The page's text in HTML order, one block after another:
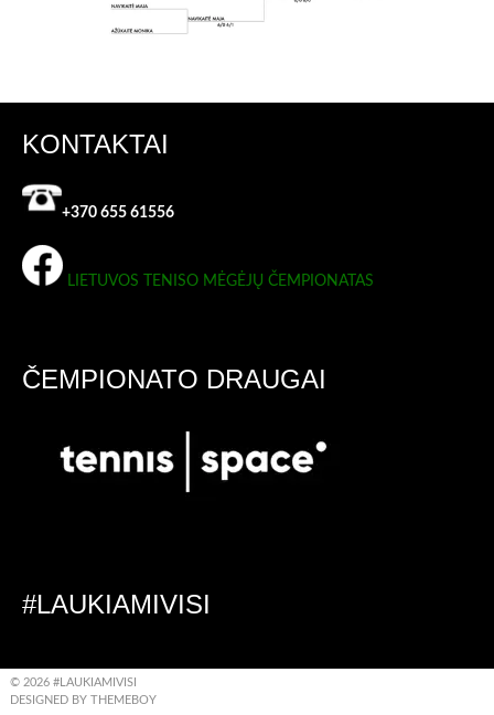
KONTAKTAI
+370 655 61556
LIETUVOS TENISO MĖGĖJŲ ČEMPIONATAS
ČEMPIONATO DRAUGAI
#LAUKIAMIVISI
© 2026 #LAUKIAMIVISI
DESIGNED BY THEMEBOY